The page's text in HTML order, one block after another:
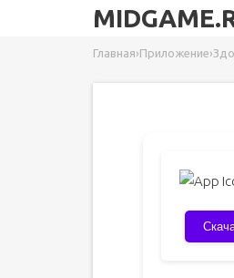
Главная›Приложение›